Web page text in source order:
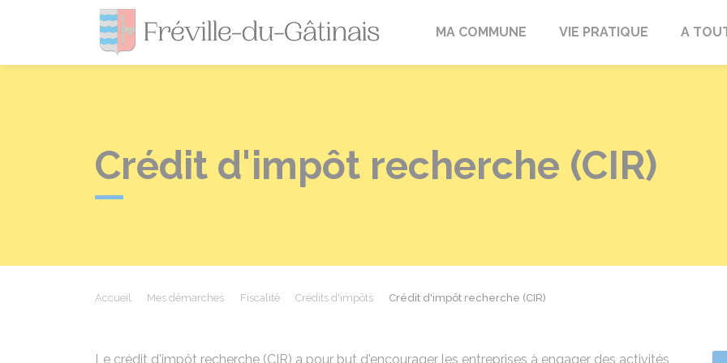
Fréville-du-Gâtinais
MA COMMUNE VIE PRATIQUE A
Crédit d'impôt recherche (CIR)
Accueil Mes démarches Fiscalité Crédits d'impôts Crédit d'impôt recherche (CIR)
Le crédit d'impôt recherche (CIR) a pour but d'encourager les entreprises à engager des activités